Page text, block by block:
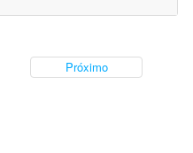
Próximo